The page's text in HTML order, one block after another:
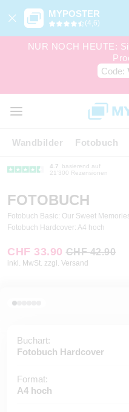
MYPOSTER
(4,6)
NUR NOCH HEUTE:
Code:
Wandbilder Fotobuch
4.7
basierend auf
21’300 Rezensionen
FOTOBUCH
Fotobuch Basic: Our Sweet
Fotobuch Hardcover: A4 hoch
CHF 33.90 CHF 42.90
inkl. MwSt. zzgl. Versand
Buchart:
Fotobuch Hardcover
Format:
A4 hoch